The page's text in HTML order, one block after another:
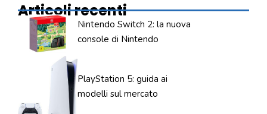
Articoli recenti
Nintendo Switch 2: la nuova
console di Nintendo
PlayStation 5: guida ai
modelli sul mercato